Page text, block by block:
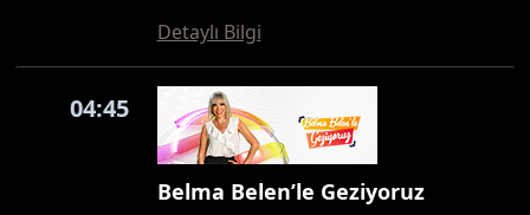
Detaylı Bilgi
04:45
Belma Belen’le Geziyoruz